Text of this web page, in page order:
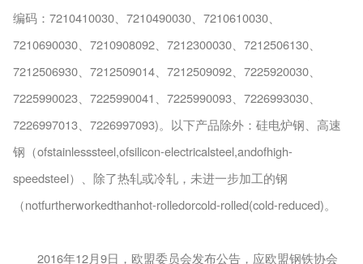
编码：7210410030、7210490030、7210610030、
7210690030、7210908092、7212300030、7212506130、
7212506930、7212509014、7212509092、7225920030、
7225990023、7225990041、7225990093、7226993030、
7226997013、7226997093)。以下产品除外：硅电炉钢、高速
钢（ofstainlesssteel,ofsilicon-electricalsteel,andofhigh-
speedsteel）、除了热轧或冷轧，未进一步加工的钢
（notfurtherworkedthanhot-rolledorcold-rolled(cold-reduced)。
2016年12月9日，欧盟委员会发布公告，应欧盟钢铁协会